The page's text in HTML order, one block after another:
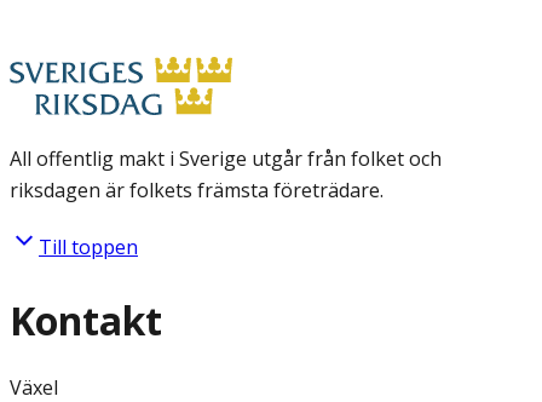
All offentlig makt i Sverige utgår från folket och
riksdagen är folkets främsta företrädare.
Till toppen
Kontakt
Växel